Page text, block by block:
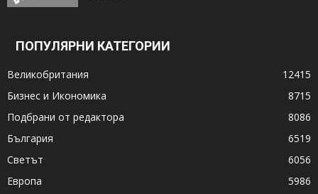
ПОПУЛЯРНИ КАТЕГОРИИ
Великобритания
12415
Бизнес и Икономика
8715
Подбрани от редактора
8086
България
6519
Светът
6056
Европа
5986